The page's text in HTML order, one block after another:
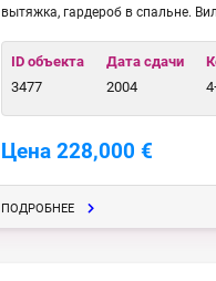
вытяжка, гардероб в спальне.
ID объекта
3477
Дата сдачи
2004
Цена 228,000 €
ПОДРОБНЕЕ